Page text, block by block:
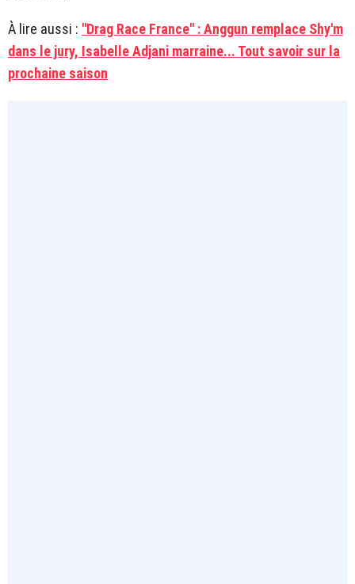
À lire aussi : "Drag Race France" : Anggun remplace Shy'm
dans le jury, Isabelle Adjani marraine... Tout savoir sur la
prochaine saison